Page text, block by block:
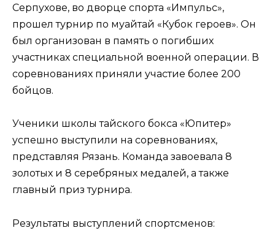
Серпухове, во дворце спорта «Импульс»,
прошел турнир по муайтай «Кубок героев». Он
был организован в память о погибших
участниках специальной военной операции. В
соревнованиях приняли участие более 200
бойцов.
Ученики школы тайского бокса «Юпитер»
успешно выступили на соревнованиях,
представляя Рязань. Команда завоевала 8
золотых и 8 серебряных медалей, а также
главный приз турнира.
Результаты выступлений спортсменов: